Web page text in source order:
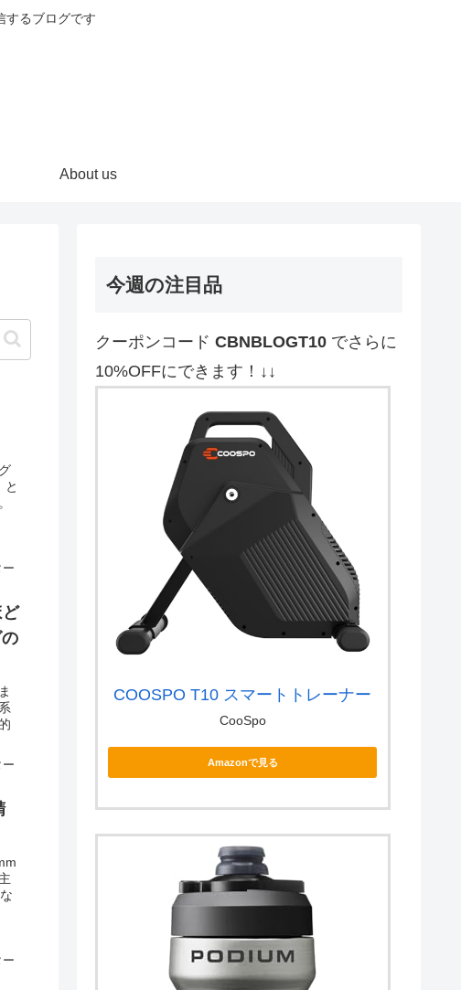
するブログです
About us
と
ー
ど
ー
ー
今週の注目品
クーポンコード CBNBLOGT10 でさらに
10%OFFにできます！↓↓
COOSPO T10 スマートトレーナー
CooSpo
Amazonで見る